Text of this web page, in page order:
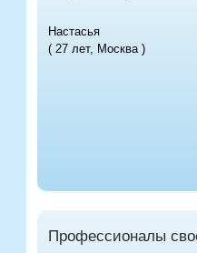
Настасья
( 27 лет, Москва )
Профессионалы